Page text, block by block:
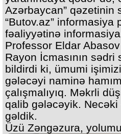
Azərbaycan” qəzetinin
“Butov.az” informasiya
fəaliyyətinə
Professor Eldar
Rayon İcmasının
bildirdi ki, ümumi
gələcəyi naminə
çalışmalıyıq. Məkrli
qalib gələcəyik.
gəldik.
Üzü Zəngəzura,